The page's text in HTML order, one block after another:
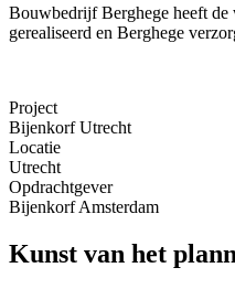
Bouwbedrijf Berghege heeft de
gerealiseerd en Berghege
Project
Bijenkorf Utrecht
Locatie
Utrecht
Opdrachtgever
Bijenkorf Amsterdam
Kunst van het